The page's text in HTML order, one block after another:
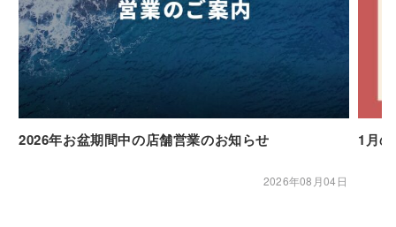
2026年お盆期間中の店舗営業のお知らせ
2026年08月04日
1月